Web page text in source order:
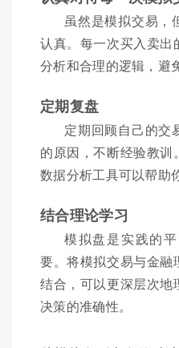
虽然是模拟交易，
认真。每一次买入卖出
分析和合理的逻辑，避
定期复盘
定期回顾自己的交
的原因，不断经验教
数据分析工具可以帮助
结合理论学习
模拟盘是实践的
要。将模拟交易与金融
结合，可以更深层次地
决策的准确性。